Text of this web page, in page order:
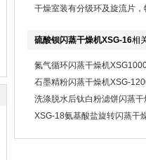
干燥室装有分级环及旋流片
硫酸钡闪蒸干燥机XSG-16相
氮气循环闪蒸干燥机
石墨精粉闪蒸干燥机XSG-
洗涤脱水后钛白粉滤饼闪蒸
XSG-18氨基酸盐旋转闪蒸干